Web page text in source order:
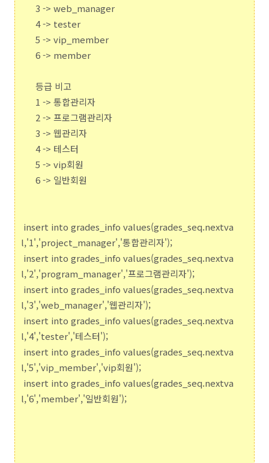
3 -> web_manager
4 -> tester
5 -> vip_member
6 -> member
등급 비고
1 -> 통합관리자
2 -> 프로그램관리자
3 -> 웹관리자
4 -> 테스터
5 -> vip회원
6 -> 일반회원
insert into grades_info values(grades_seq.nextva
l,'1','project_manager','통합관리자');
insert into grades_info values(grades_seq.nextva
l,'2','program_manager','프로그램관리자');
insert into grades_info values(grades_seq.nextva
l,'3','web_manager','웹관리자');
insert into grades_info values(grades_seq.nextva
l,'4','tester','테스터');
insert into grades_info values(grades_seq.nextva
l,'5','vip_member','vip회원');
insert into grades_info values(grades_seq.nextva
l,'6','member','일반회원');